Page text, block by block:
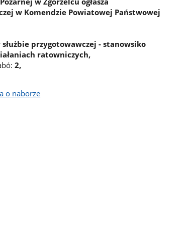
w Komendzie Powiatowej Państwowej
przygotowawczej - stanowsiko
ratowniczych,
2,
o naborze